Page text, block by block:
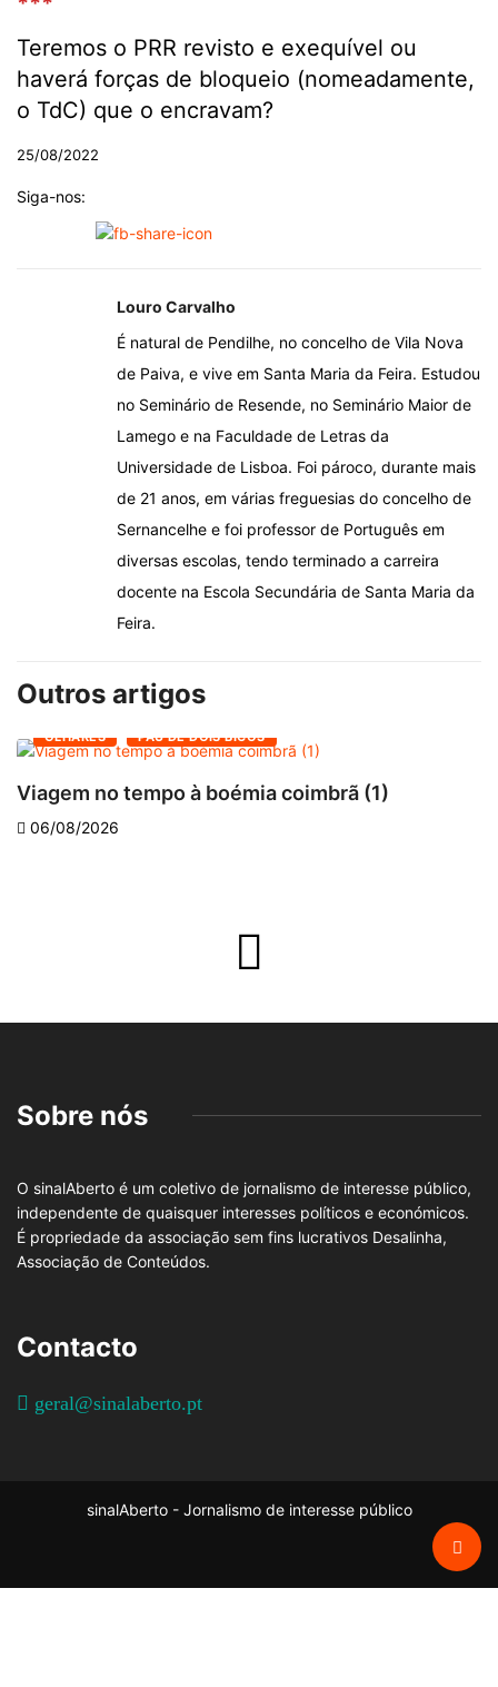
Teremos o PRR revisto e exequível ou
haverá forças de bloqueio (nomeadamente,
o TdC) que o encravam?
25/08/2022
Siga-nos:
Louro Carvalho
É natural de Pendilhe, no concelho de Vila Nova
de Paiva, e vive em Santa Maria da Feira. Estudou
no Seminário de Resende, no Seminário Maior de
Lamego e na Faculdade de Letras da
Universidade de Lisboa. Foi pároco, durante mais
de 21 anos, em várias freguesias do concelho de
Sernancelhe e foi professor de Português em
diversas escolas, tendo terminado a carreira
docente na Escola Secundária de Santa Maria da
Feira.
Outros artigos
OLHARES PAU DE DOIS BICOS
Viagem no tempo à boémia coimbrã (1)
06/08/2026
Sobre nós
O sinalAberto é um coletivo de jornalismo de interesse público,
independente de quaisquer interesses políticos e económicos.
É propriedade da associação sem fins lucrativos Desalinha,
Associação de Conteúdos.
Contacto
geral@sinalaberto.pt
sinalAberto - Jornalismo de interesse público